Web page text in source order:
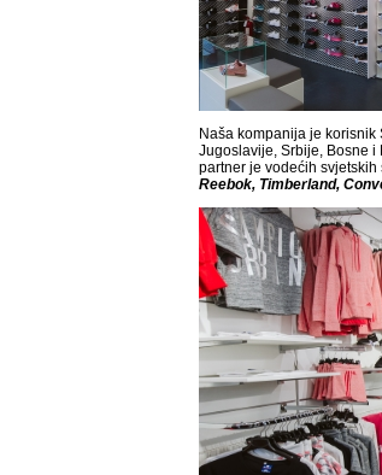
Naša kompanija je
Jugoslavije, Srbije, Bosne i
partner je vodećih
Reebok, Timberland,